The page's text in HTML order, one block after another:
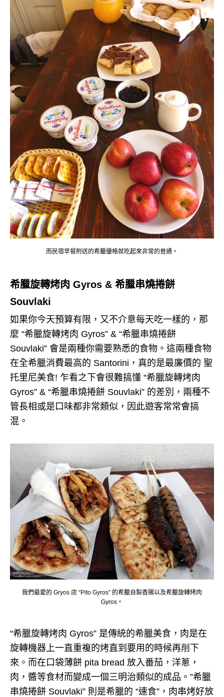
而民宿早餐附送的希臘優格就吃起來非常的普通。
希臘旋轉烤肉 Gyros & 希臘串燒捲餅
Souvlaki
如果你今天預算有限，又不介意每天吃一樣的，那
麼 “希臘旋轉烤肉 Gyros” & “希臘串燒捲餅
Souvlaki” 會是兩種你需要熟悉的食物。這兩種食物
在全希臘消費最高的 Santorini，真的是最廉價的 聖
托里尼美食! 乍看之下會很難搞懂 “希臘旋轉烤肉
Gyros” & “希臘串燒捲餅 Souvlaki” 的差別，兩種不
管長相或是口味都非常類似，因此遊客常常會搞
混。
我們最愛的 Gryos 店 “Pito Gyros” 的希臘自製香腸以及希臘旋轉烤肉
Gyros。
“希臘旋轉烤肉 Gyros” 是傳統的希臘美食，肉是在
旋轉機器上一直重複的烤直到要用的時候再削下
來。而在口袋薄餅 pita bread 放入番茄，洋蔥，
肉，醬等食材而變成一個三明治類似的成品。”希臘
串燒捲餅 Souvlaki” 則是希臘的 “速食”，肉串烤好放